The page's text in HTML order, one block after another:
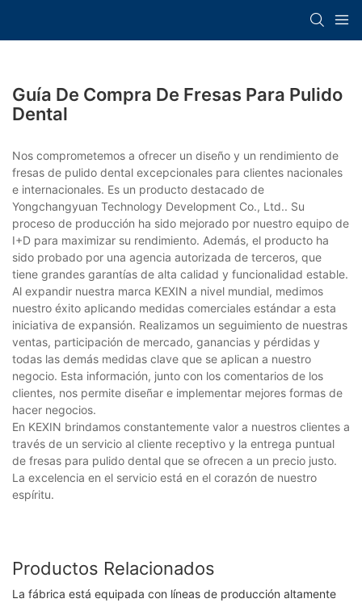
Guía De Compra De Fresas Para Pulido
Dental
Nos comprometemos a ofrecer un diseño y un rendimiento de
fresas de pulido dental excepcionales para clientes nacionales
e internacionales. Es un producto destacado de
Yongchangyuan Technology Development Co., Ltd.. Su
proceso de producción ha sido mejorado por nuestro equipo de
I+D para maximizar su rendimiento. Además, el producto ha
sido probado por una agencia autorizada de terceros, que
tiene grandes garantías de alta calidad y funcionalidad estable.
Al expandir nuestra marca KEXIN a nivel mundial, medimos
nuestro éxito aplicando medidas comerciales estándar a esta
iniciativa de expansión. Realizamos un seguimiento de nuestras
ventas, participación de mercado, ganancias y pérdidas y
todas las demás medidas clave que se aplican a nuestro
negocio. Esta información, junto con los comentarios de los
clientes, nos permite diseñar e implementar mejores formas de
hacer negocios.
En KEXIN brindamos constantemente valor a nuestros clientes a
través de un servicio al cliente receptivo y la entrega puntual
de fresas para pulido dental que se ofrecen a un precio justo.
La excelencia en el servicio está en el corazón de nuestro
espíritu.
Productos Relacionados
La fábrica está equipada con líneas de producción altamente